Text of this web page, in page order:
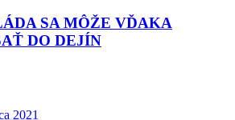
SA MÔŽE VĎAKA
DO DEJÍN
2021